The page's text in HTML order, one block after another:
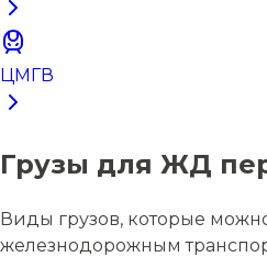
ЦМГВ
Грузы для ЖД
Виды грузов, которые
железнодорожным